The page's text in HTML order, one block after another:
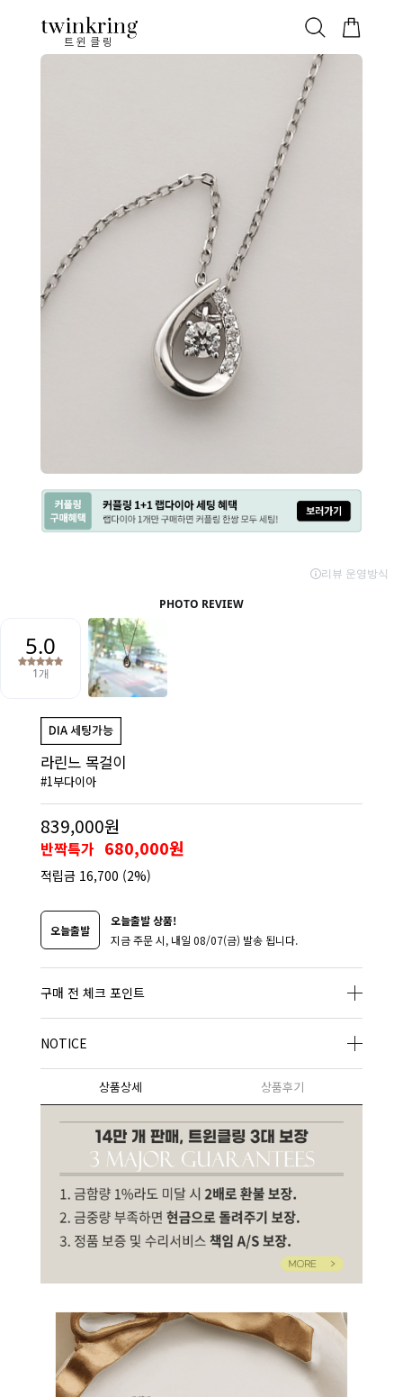
트윈클링
ALL 베스트 안쪽막음 웨딩/다이아 가드링/반지
라린느 목걸이
#1부다이아
839,000원
반짝특가 680,000원
적립금 16,700 (2%)
오늘출발
오늘출발 상품!
지금 주문 시, 내일 08/07(금) 발송 됩니다.
구매 전 체크 포인트
NOTICE
상품상세 상품후기